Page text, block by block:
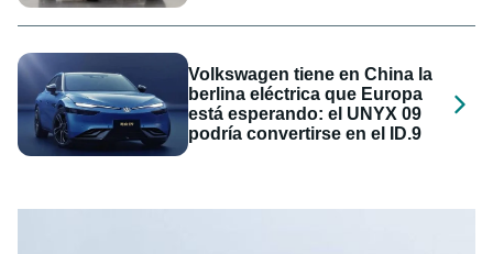
Volkswagen tiene en China la
berlina eléctrica que Europa
está esperando: el UNYX 09
podría convertirse en el ID.9